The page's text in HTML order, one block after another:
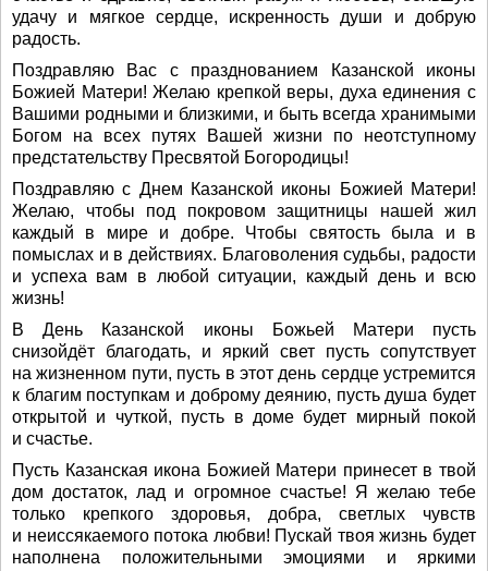
удачу и мягкое сердце, искренность души и добрую
радость.
Поздравляю Вас с празднованием Казанской иконы
Божией Матери! Желаю крепкой веры, духа единения с
Вашими родными и близкими, и быть всегда хранимыми
Богом на всех путях Вашей жизни по неотступному
предстательству Пресвятой Богородицы!
Поздравляю с Днем Казанской иконы Божией Матери!
Желаю, чтобы под покровом защитницы нашей жил
каждый в мире и добре. Чтобы святость была и в
помыслах и в действиях. Благоволения судьбы, радости
и успеха вам в любой ситуации, каждый день и всю
жизнь!
В День Казанской иконы Божьей Матери пусть
снизойдёт благодать, и яркий свет пусть сопутствует
на жизненном пути, пусть в этот день сердце устремится
к благим поступкам и доброму деянию, пусть душа будет
открытой и чуткой, пусть в доме будет мирный покой
и счастье.
Пусть Казанская икона Божией Матери принесет в твой
дом достаток, лад и огромное счастье! Я желаю тебе
только крепкого здоровья, добра, светлых чувств
и неиссякаемого потока любви! Пускай твоя жизнь будет
наполнена положительными эмоциями и яркими